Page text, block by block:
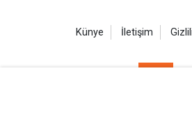
Künye İletişim